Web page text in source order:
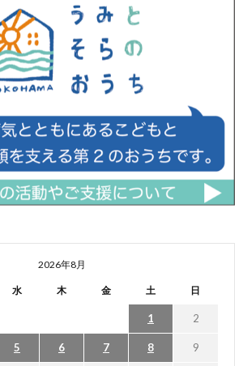
2026年8月
水 木 金 土 日
1 2
5 6 7 8 9